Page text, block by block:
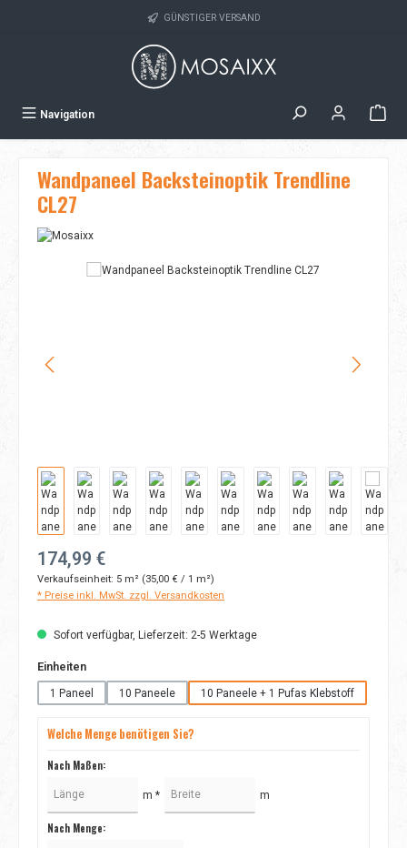
GÜNSTIGER VERSAND
Navigation
Wandpaneel Backsteinoptik Trendline
CL27
Bildergalerie überspringen
Regulärer Preis:
174,99 €
Verkaufseinheit: 5 m² (35,00 € / 1 m²)
* Preise inkl. MwSt. zzgl. Versandkosten
Sofort verfügbar, Lieferzeit: 2-5 Werktage
Einheitenauswählen
1 Paneel 10 Paneele 10 Paneele + 1 Pufas Klebstoff
Welche Menge benötigen Sie?
Nach Maßen:
m * m
Nach Menge: